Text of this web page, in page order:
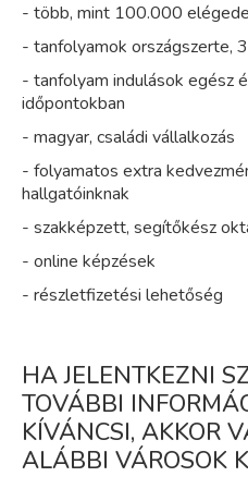
- több, mint 100.000
- tanfolyamok országszerte,
- tanfolyam indulások egész
időpontokban
- magyar, családi vállalkozás
- folyamatos extra
hallgatóinknak
- szakképzett, segítőkész
- online képzések
- részletfizetési lehetőség
HA JELENTKEZNI
TOVÁBBI
KÍVÁNCSI, AKKOR
ALÁBBI VÁROSOK